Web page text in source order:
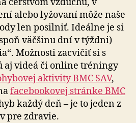
alebo lyžovaní môže naše
len posilniť. Ideálne je si
väčšinu dní v týždni)
Možnosti zacvičiť si s
aj videá či online tréningy
aktivity BMC SAV,
facebookovej stránke BMC
každý deň – je to jeden z
pre zdravie.